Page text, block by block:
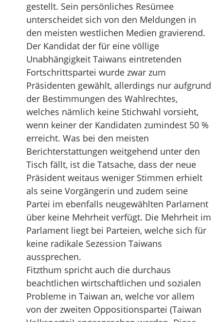
gestellt. Sein persönliches Resümee
unterscheidet sich von den Meldungen in
den meisten westlichen Medien gravierend.
Der Kandidat der für eine völlige
Unabhängigkeit Taiwans eintretenden
Fortschrittspartei wurde zwar zum
Präsidenten gewählt, allerdings nur aufgrund
der Bestimmungen des Wahlrechtes,
welches nämlich keine Stichwahl vorsieht,
wenn keiner der Kandidaten zumindest 50 %
erreicht. Was bei den meisten
Berichterstattungen weitgehend unter den
Tisch fällt, ist die Tatsache, dass der neue
Präsident weitaus weniger Stimmen erhielt
als seine Vorgängerin und zudem seine
Partei im ebenfalls neugewählten Parlament
über keine Mehrheit verfügt. Die Mehrheit im
Parlament liegt bei Parteien, welche sich für
keine radikale Sezession Taiwans
aussprechen.
Fitzthum spricht auch die durchaus
beachtlichen wirtschaftlichen und sozialen
Probleme in Taiwan an, welche vor allem
von der zweiten Oppositionspartei (Taiwan